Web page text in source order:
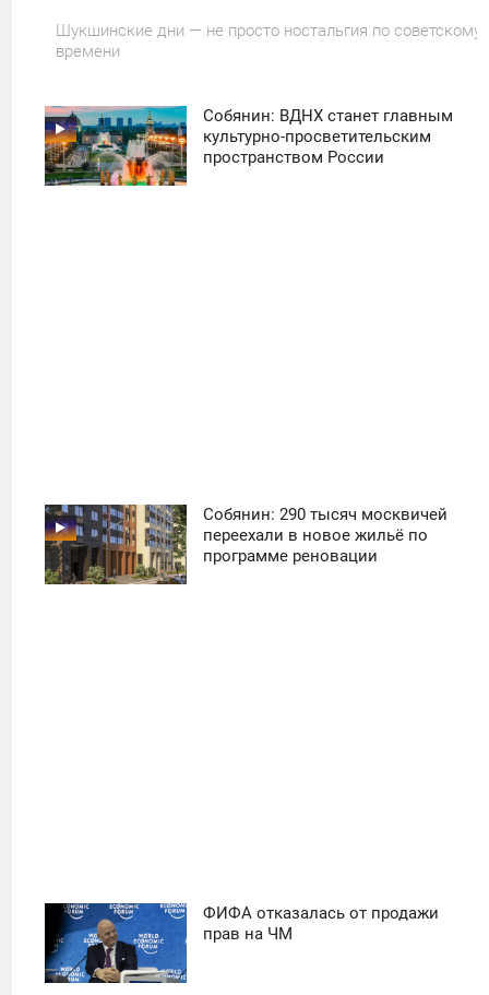
Шукшинские дни — не просто ностальгия по советскому
времени
Собянин: ВДНХ станет главным
культурно-просветительским
пространством России
Собянин: 290 тысяч москвичей
переехали в новое жильё по
программе реновации
ФИФА отказалась от продажи
прав на ЧМ